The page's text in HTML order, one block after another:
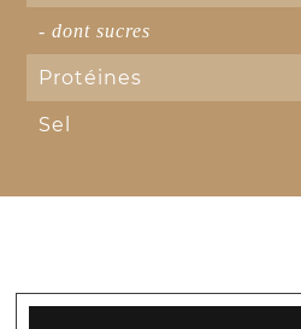
- dont sucres
Protéines
Sel